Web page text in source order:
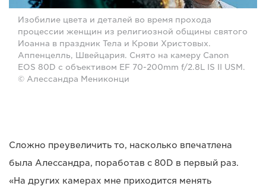
Изобилие цвета и деталей во время прохода
процессии женщин из религиозной общины святого
Иоанна в праздник Тела и Крови Христовых.
Аппенцелль, Швейцария. Снято на камеру Canon
EOS 80D с объективом EF 70-200mm f/2.8L IS II USM.
© Алессандра Мениконци
Сложно преувеличить то, насколько впечатлена
была Алессандра, поработав с 80D в первый раз.
«На других камерах мне приходится менять